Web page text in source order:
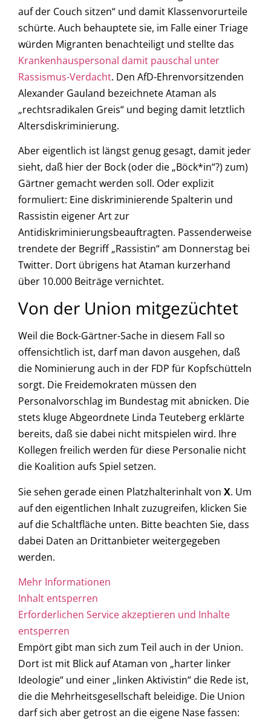
auf der Couch sitzen“ und damit Klassenvorurteile
schürte. Auch behauptete sie, im Falle einer Triage
würden Migranten benachteiligt und stellte das
Krankenhauspersonal damit pauschal unter
Rassismus-Verdacht. Den AfD-Ehrenvorsitzenden
Alexander Gauland bezeichnete Ataman als
„rechtsradikalen Greis“ und beging damit letztlich
Altersdiskriminierung.
Aber eigentlich ist längst genug gesagt, damit jeder
sieht, daß hier der Bock (oder die „Böck*in“?) zum)
Gärtner gemacht werden soll. Oder explizit
formuliert: Eine diskriminierende Spalterin und
Rassistin eigener Art zur
Antidiskriminierungsbeauftragten. Passenderweise
trendete der Begriff „Rassistin“ am Donnerstag bei
Twitter. Dort übrigens hat Ataman kurzerhand
über 10.000 Beiträge vernichtet.
Von der Union mitgezüchtet
Weil die Bock-Gärtner-Sache in diesem Fall so
offensichtlich ist, darf man davon ausgehen, daß
die Nominierung auch in der FDP für Kopfschütteln
sorgt. Die Freidemokraten müssen den
Personalvorschlag im Bundestag mit abnicken. Die
stets kluge Abgeordnete Linda Teuteberg erklärte
bereits, daß sie dabei nicht mitspielen wird. Ihre
Kollegen freilich werden für diese Personalie nicht
die Koalition aufs Spiel setzen.
Sie sehen gerade einen Platzhalterinhalt von X. Um
auf den eigentlichen Inhalt zuzugreifen, klicken Sie
auf die Schaltfläche unten. Bitte beachten Sie, dass
dabei Daten an Drittanbieter weitergegeben
werden.
Mehr Informationen
Inhalt entsperren
Erforderlichen Service akzeptieren und Inhalte
entsperren
Empört gibt man sich zum Teil auch in der Union.
Dort ist mit Blick auf Ataman von „harter linker
Ideologie“ und einer „linken Aktivistin“ die Rede ist,
die die Mehrheitsgesellschaft beleidige. Die Union
darf sich aber getrost an die eigene Nase fassen: